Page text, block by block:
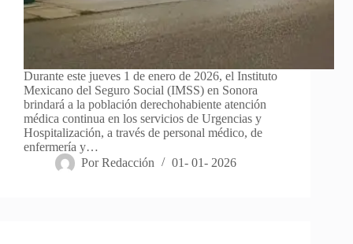
Durante este jueves 1 de enero de 2026, el Instituto
Mexicano del Seguro Social (IMSS) en Sonora
brindará a la población derechohabiente atención
médica continua en los servicios de Urgencias y
Hospitalización, a través de personal médico, de
enfermería y…
Por Redacción 01- 01- 2026